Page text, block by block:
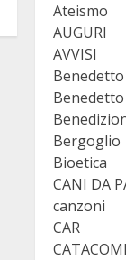
Ateismo
AUGURI
AVVISI
Bergoglio
Bioetica
CANI DA
canzoni
CAR